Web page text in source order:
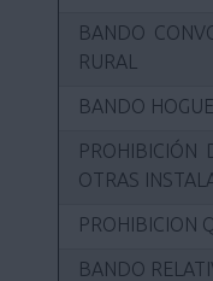
BANDO
RURAL
BANDO
PROHIBICIÓN
OTRAS
PROHIBICION
BANDO